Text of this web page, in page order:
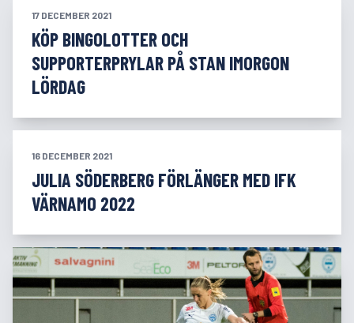
17 DECEMBER 2021
KÖP BINGOLOTTER OCH
SUPPORTERPRYLAR PÅ STAN IMORGON
LÖRDAG
16 DECEMBER 2021
JULIA SÖDERBERG FÖRLÄNGER MED IFK
VÄRNAMO 2022